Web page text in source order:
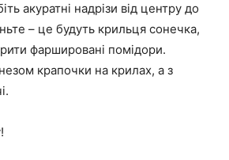
акуратні надрізи від центру до
– це будуть крильця сонечка,
фаршировані помідори.
крапочки на крилах, а з